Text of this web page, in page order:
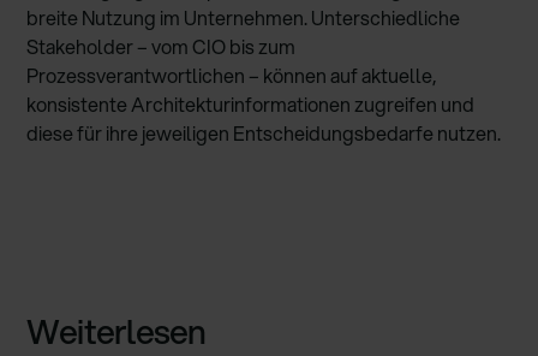
breite Nutzung im Unternehmen. Unterschiedliche
Stakeholder – vom CIO bis zum
Prozessverantwortlichen – können auf aktuelle,
konsistente Architekturinformationen zugreifen und
diese für ihre jeweiligen Entscheidungsbedarfe nutzen.
Weiterlesen